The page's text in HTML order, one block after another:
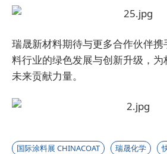
瑞晟新材料期待与更多合作伙伴
料行业的绿色发展与创新升级，
未来贡献力量。
国际涂料展 CHINACOAT 瑞晟化学